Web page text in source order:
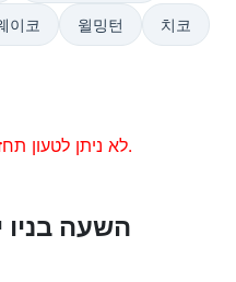
이코 윌밍턴 치코
לא ניתן לטעון תחזית מזג אוויר מקומית.
השעה